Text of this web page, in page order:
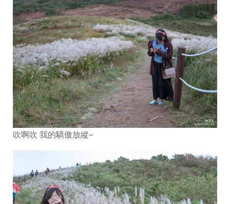
吹啊吹 我的驕傲放縱~